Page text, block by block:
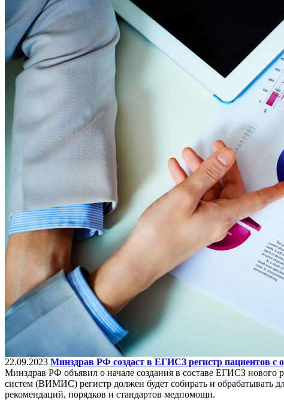
22.09.2023 Минздрав РФ создаст в ЕГИСЗ регистр пациентов с
Минздрав РФ объявил о начале создания в составе ЕГИСЗ
систем (ВИМИС) регистр должен будет собирать и обрабатывать
рекомендаций, порядков и стандартов медпомощи.